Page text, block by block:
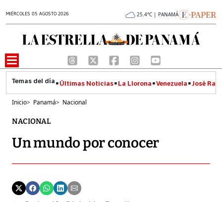
MIÉRCOLES 05 AGOSTO 2026 25.4°C | PANAMÁ
Últimas Noticias La Llorona Venezuela José
Inicio> Panamá> Nacional
NACIONAL
Un mundo por conocer